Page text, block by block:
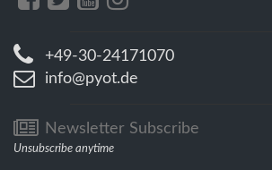
+49-30-24171070
info@pyot.de
Newsletter Subscribe
Unsubscribe anytime